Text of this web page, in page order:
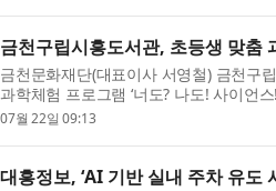
금천구립시흥도서관, 초등생 맞춤
금천문화재단(대표이사 서영철) 금천구
과학체험 프로그램 ‘너도? 나도! 사이언
과 ...
07월 22일 09:13
대흥정보, ‘AI 기반 실내 주차 유도